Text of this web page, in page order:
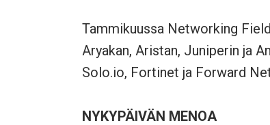
Tammikuussa Networking
Aryakan, Aristan, Juniperin ja
Solo.io, Fortinet ja Forward
NYKYPÄIVÄN MENOA